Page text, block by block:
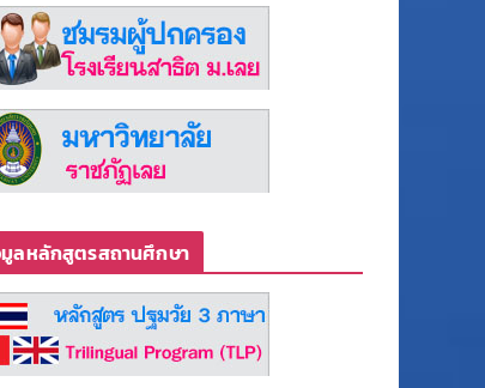
ลหลักสูตรสถานศึกษา